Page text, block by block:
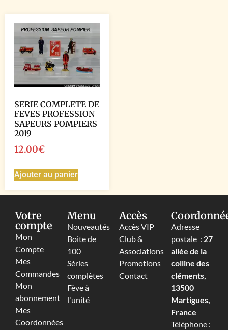
SERIE COMPLETE DE
FEVES PROFESSION
SAPEURS POMPIERS
2019
12.00€
Ajouter au panier
Votre
compte
Mon
Compte
Mes
Commandes
Mon
abonnement
Mes
Coordonnées
Menu
Nouveautés
Boite de
100
Séries
complètes
Fève à
l'unité
Accès
Accès VIP
Club &
Associations
Promotions
Contact
Adresse
postale : 27
allée de la
colline des
cléments,
13500
Martigues,
France
Téléphone :